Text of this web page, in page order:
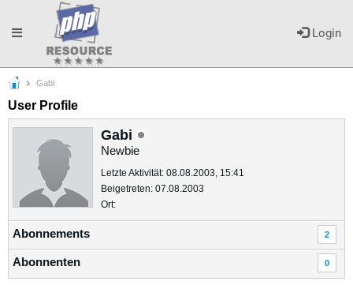
Login
Toggle
navigation
Gabi
User Profile
Gabi
Newbie
Letzte Aktivität: 08.08.2003, 15:41
Beigetreten: 07.08.2003
Ort:
Abonnements 2
Abonnenten 0